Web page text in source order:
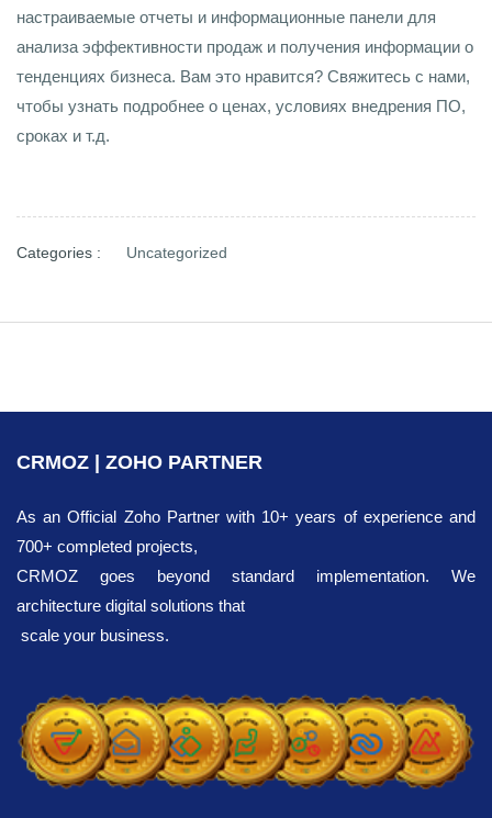
настраиваемые отчеты и информационные панели для
анализа эффективности продаж и получения информации о
тенденциях бизнеса. Вам это нравится? Свяжитесь с нами,
чтобы узнать подробнее о ценах, условиях внедрения ПО,
сроках и т.д.
Categories : Uncategorized
CRMOZ | ZOHO PARTNER
As an Official Zoho Partner with 10+ years of experience and
700+ completed projects,
CRMOZ goes beyond standard implementation. We
architecture digital solutions that
scale your business.